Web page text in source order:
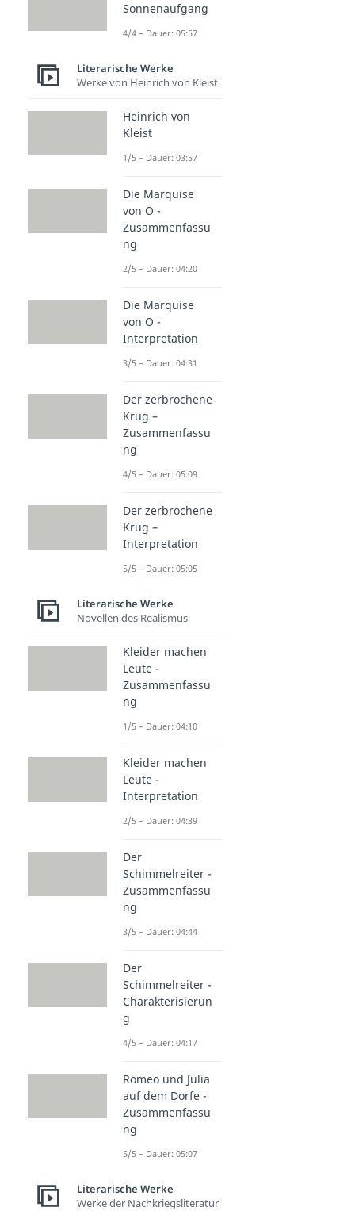
Sonnenaufgang
4/4 – Dauer: 05:57
Literarische Werke
Werke von Heinrich von Kleist
Heinrich von
Kleist
1/5 – Dauer: 03:57
Die Marquise
von O -
Zusammenfassu
ng
2/5 – Dauer: 04:20
Die Marquise
von O -
Interpretation
3/5 – Dauer: 04:31
Der zerbrochene
Krug –
Zusammenfassu
ng
4/5 – Dauer: 05:09
Der zerbrochene
Krug –
Interpretation
5/5 – Dauer: 05:05
Literarische Werke
Novellen des Realismus
Kleider machen
Leute -
Zusammenfassu
ng
1/5 – Dauer: 04:10
Kleider machen
Leute -
Interpretation
2/5 – Dauer: 04:39
Der
Schimmelreiter -
Zusammenfassu
ng
3/5 – Dauer: 04:44
Der
Schimmelreiter -
Charakterisierun
g
4/5 – Dauer: 04:17
Romeo und Julia
auf dem Dorfe -
Zusammenfassu
ng
5/5 – Dauer: 05:07
Literarische Werke
Werke der Nachkriegsliteratur